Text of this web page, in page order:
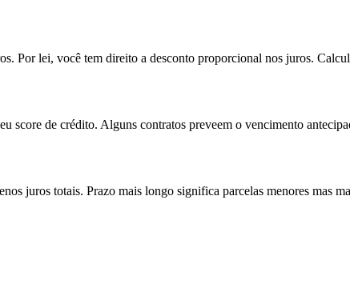
Por lei, você tem direito a desconto proporcional nos juros.
score de crédito. Alguns contratos preveem o vencimento
juros totais. Prazo mais longo significa parcelas menores mas